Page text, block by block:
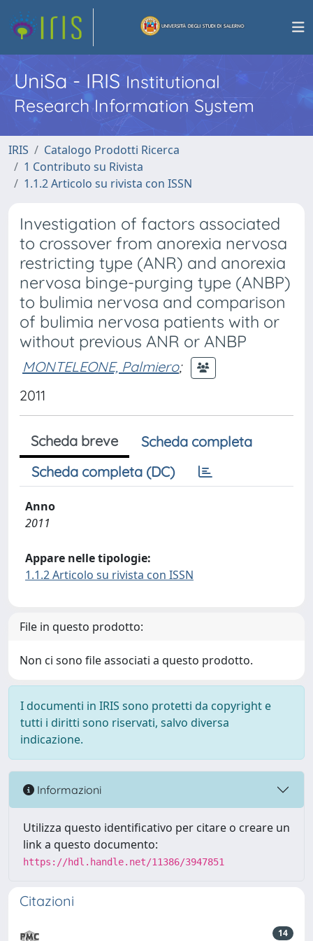
UniSa - IRISInstitutional
Research Information System
IRIS
Catalogo Prodotti Ricerca
1 Contributo su Rivista
1.1.2 Articolo su rivista con ISSN
Investigation of factors associated
to crossover from anorexia nervosa
restricting type (ANR) and anorexia
nervosa binge-purging type (ANBP)
to bulimia nervosa and comparison
of bulimia nervosa patients with or
without previous ANR or ANBP
MONTELEONE, Palmiero;
2011
Scheda breve
Scheda completa
Scheda completa (DC)
Anno
2011
Appare nelle tipologie:
1.1.2 Articolo su rivista con ISSN
File in questo prodotto:
Non ci sono file associati a questo prodotto.
I documenti in IRIS sono protetti da copyright e
tutti i diritti sono riservati, salvo diversa
indicazione.
Informazioni
Utilizza questo identificativo per citare o creare un
link a questo documento:
https://hdl.handle.net/11386/3947851
Citazioni
14